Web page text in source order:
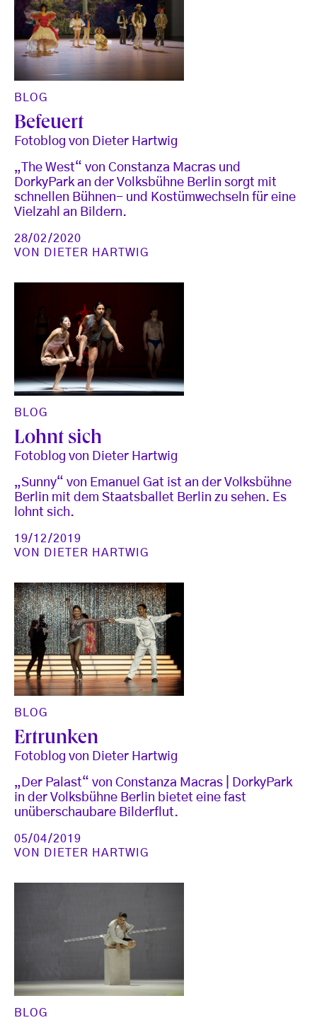
BLOG
Befeuert
Fotoblog von Dieter Hartwig
„The West“ von Constanza Macras und
DorkyPark an der Volksbühne Berlin sorgt mit
schnellen Bühnen- und Kostümwechseln für eine
Vielzahl an Bildern.
28/02/2020
VON
DIETER HARTWIG
BLOG
Lohnt sich
Fotoblog von Dieter Hartwig
„Sunny“ von Emanuel Gat ist an der Volksbühne
Berlin mit dem Staatsballet Berlin zu sehen. Es
lohnt sich.
19/12/2019
VON
DIETER HARTWIG
BLOG
Ertrunken
Fotoblog von Dieter Hartwig
„Der Palast“ von Constanza Macras | DorkyPark
in der Volksbühne Berlin bietet eine fast
unüberschaubare Bilderflut.
05/04/2019
VON
DIETER HARTWIG
BLOG